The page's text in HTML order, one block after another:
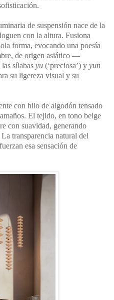
de suspensión nace de la
con la altura. Fusiona
forma, evocando una poesía
de origen asiático —
sílabas yu (‘preciosa’) y yun
su ligereza visual y su
con hilo de algodón tensado
El tejido, en tono beige
con suavidad, generando
transparencia natural del
esa sensación de